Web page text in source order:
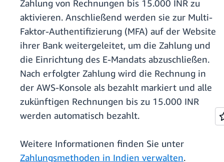
Zahlung von Rechnungen bis 15.000 INR zu
aktivieren. Anschließend werden sie zur Multi-
Faktor-Authentifizierung (MFA) auf der Website
ihrer Bank weitergeleitet, um die Zahlung und
die Einrichtung des E-Mandats abzuschließen.
Nach erfolgter Zahlung wird die Rechnung in
der AWS-Konsole als bezahlt markiert und alle
zukünftigen Rechnungen bis zu 15.000 INR
werden automatisch bezahlt.
Weitere Informationen finden Sie unter
Zahlungsmethoden in Indien verwalten.